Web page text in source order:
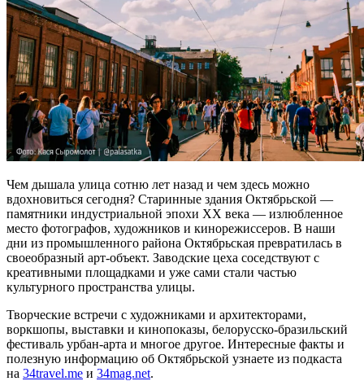
Чем дышала улица сотню лет назад и чем здесь можно
вдохновиться сегодня? Старинные здания Октябрьской —
памятники индустриальной эпохи XX века — излюбленное
место фотографов, художников и кинорежиссеров. В наши
дни из промышленного района Октябрьская превратилась в
своеобразный арт-объект. Заводские цеха соседствуют с
креативными площадками и уже сами стали частью
культурного пространства улицы.
Творческие встречи с художниками и архитекторами,
воркшопы, выставки и кинопоказы, белорусско-бразильский
фестиваль урбан-арта и многое другое. Интересные факты и
полезную информацию об Октябрьской узнаете из подкаста
на 34travel.me и 34mag.net.